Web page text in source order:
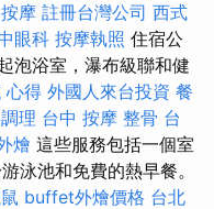
摩 註冊台灣公司 西式
眼科 按摩執照 住宿公
泡浴室，瀑布級聯和健
心得 外國人來台投資 餐
理 台中 按摩 整骨 台
燴 這些服務包括一個室
泳池和免費的熱早餐。
buffet外燴價格 台北